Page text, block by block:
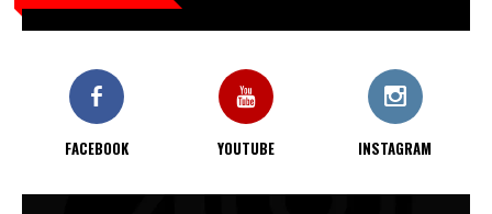
waar hij van gemaakt is…
KO bij CWA Lowlands 7
FACEBOOK YOUTUBE INSTAGRAM